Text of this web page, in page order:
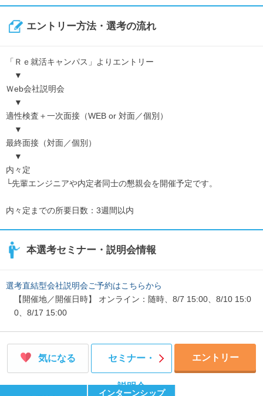
エントリー方法・選考の流れ
「Ｒｅ就活キャンパス」よりエントリー
▼
Ｗeb会社説明会
▼
適性検査＋一次面接（WEB or 対面／個別）
▼
最終面接（対面／個別）
▼
内々定
└先輩エンジニアや内定者同士の懇親会を開催予定です。
内々定までの所要日数：3週間以内
本選考セミナー・説明会情報
選考直結型会社説明会ご予約はこちらから
【開催地／開催日時】 オンライン：随時、8/7 15:00、8/10 15:0
0、8/17 15:00
気になる セミナー・
説明会
エントリー
インターンシップ